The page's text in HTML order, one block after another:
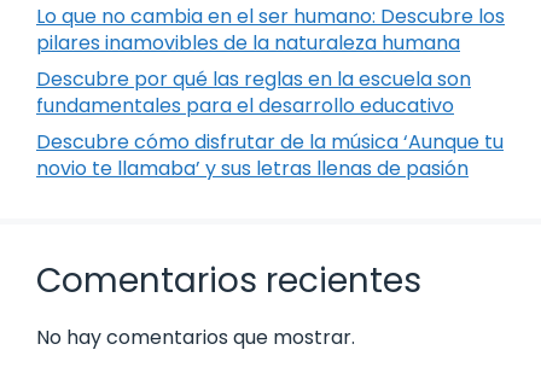
Lo que no cambia en el ser humano: Descubre los
pilares inamovibles de la naturaleza humana
Descubre por qué las reglas en la escuela son
fundamentales para el desarrollo educativo
Descubre cómo disfrutar de la música ‘Aunque tu
novio te llamaba’ y sus letras llenas de pasión
Comentarios recientes
No hay comentarios que mostrar.